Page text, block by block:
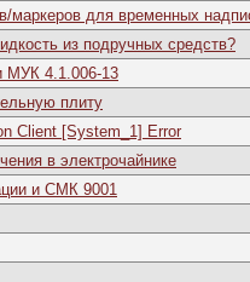
для временных
из подручных средств?
МУК 4.1.006-13
плиту
Client [System_1] Error
в электрочайнике
и СМК 9001